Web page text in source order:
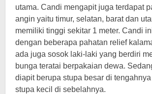
utama. Candi mengapit juga terdapat
angin yaitu timur, selatan, barat dan
memiliki tinggi sekitar 1 meter. Candi
dengan beberapa pahatan relief
ada juga sosok laki-laki yang berdiri
bunga teratai berpakaian dewa.
diapit berupa stupa besar di
stupa kecil di sebelahnya.